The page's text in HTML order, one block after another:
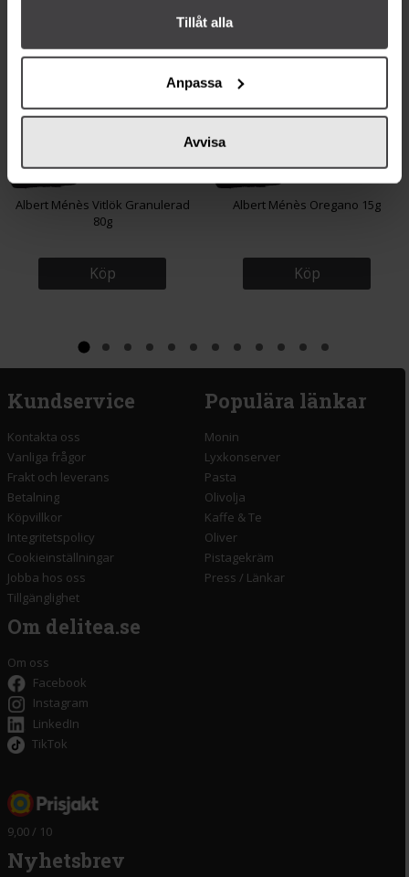
Tillåt alla
Anpassa
Avvisa
Andra köper även
75 kr
Albert Ménès Vitlök Granulerad
80g
Köp
56 kr
Albert Ménès Oregano 15g
Köp
Kundservice
Kontakta oss
Vanliga frågor
Frakt och leverans
Betalning
Köpvillkor
Integritetspolicy
Cookieinställningar
Jobba hos oss
Tillgänglighet
Populära länkar
Monin
Lyxkonserver
Pasta
Olivolja
Kaffe & Te
Oliver
Pistagekräm
Press / Länkar
Om delitea.se
Om oss
Facebook
Instagram
LinkedIn
TikTok
9,00 / 10
Nyhetsbrev